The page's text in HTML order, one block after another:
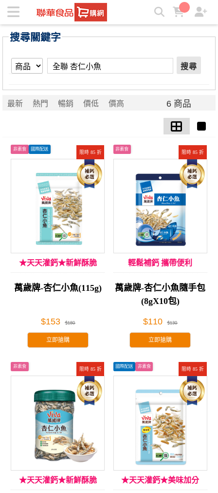
【全聯 杏仁小魚】搜尋結果 | ★聯華食品e購網★
搜尋關鍵字
搜尋
最新 熱門 暢銷 價低 價高 6 商品
限時 85 折
非素食 國際配送
★天天灌鈣★新鮮酥脆
萬歲牌-杏仁小魚(115g)
$153 $180
立即搶購
限時 85 折
非素食
輕鬆補鈣 攜帶便利
萬歲牌-杏仁小魚隨手包
(8gX10包)
$110 $130
立即搶購
限時 85 折
非素食
★天天灌鈣★新鮮酥脆
限時 85 折
國際配送 非素食
★天天灌鈣★美味加分